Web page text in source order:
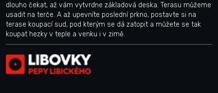
dlouho čekat, až vám vytvrdne základová deska. Terasu můžeme
usadit na terče. A až upevníte poslední prkno, postavte si na
terase koupací sud, pod kterým se dá zatopit a můžete se tak
koupat hezky v teple a venku i v zimě.